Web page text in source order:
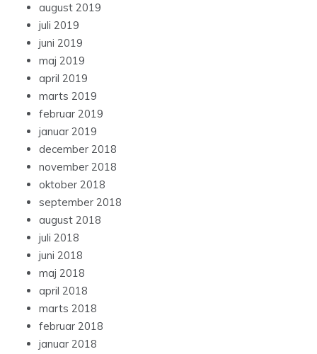
august 2019
juli 2019
juni 2019
maj 2019
april 2019
marts 2019
februar 2019
januar 2019
december 2018
november 2018
oktober 2018
september 2018
august 2018
juli 2018
juni 2018
maj 2018
april 2018
marts 2018
februar 2018
januar 2018